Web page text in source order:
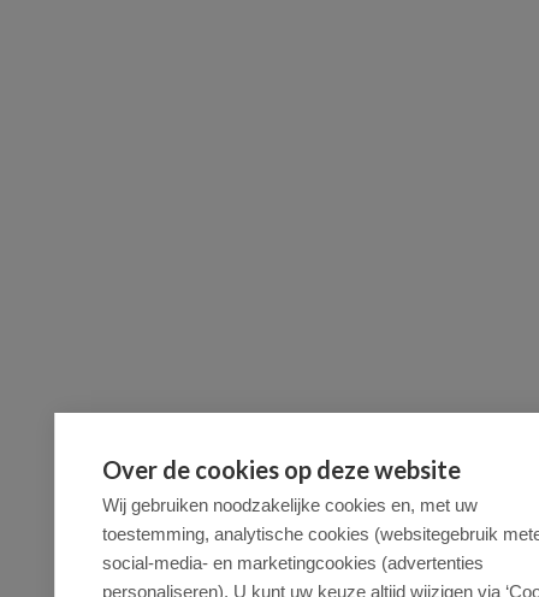
Over de cookies op deze website
Wij gebruiken noodzakelijke cookies en, met uw
toestemming, analytische cookies (websitegebruik
social-media- en marketingcookies (advertenties
personaliseren). U kunt uw keuze altijd wijzigen via